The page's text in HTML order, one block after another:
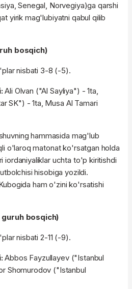
Senegal, Norvegiya)ga qarshi
yirik mag'lubiyatni qabul qilib
bosqich)
nisbati 3-8 (-5).
Ali Olvan ("Al Sayliya") - 1ta,
SK") - 1ta, Musa Al Tamari
hammasida mag'lub
o'laroq matonat ko'rsatgan holda
iordaniyaliklar uchta to'p kiritishdi
hisobiga yozildi.
ham o'zini ko'rsatishi
bosqich)
nisbati 2-11 (-9).
Abbos Fayzullayev ("Istanbul
Shomurodov ("Istanbul